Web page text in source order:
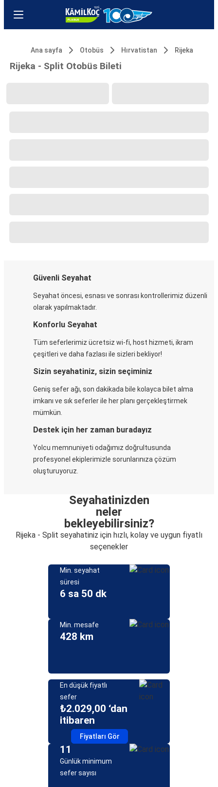
Ana sayfa Otobüs Hırvatistan Rijeka
Rijeka - Split Otobüs Bileti
Güvenli Seyahat
Seyahat öncesi, esnası ve sonrası kontrollerimiz düzenli
olarak yapılmaktadır.
Konforlu Seyahat
Tüm seferlerimiz ücretsiz wi-fi, host hizmeti, ikram
çeşitleri ve daha fazlası ile sizleri bekliyor!
Sizin seyahatiniz, sizin seçiminiz
Geniş sefer ağı, son dakikada bile kolayca bilet alma
imkanı ve sık seferler ile her planı gerçekleştirmek
mümkün.
Destek için her zaman buradayız
Yolcu memnuniyeti odağımız doğrultusunda
profesyonel ekiplerimizle sorunlarınıza çözüm
oluşturuyoruz.
Seyahatinizden
neler
bekleyebilirsiniz?
Rijeka - Split seyahatiniz için hızlı, kolay ve uygun fiyatlı
seçenekler
Min. seyahat
süresi
6 sa 50 dk
Min. mesafe
428 km
En düşük fiyatlı
sefer
₺2.029,00 ‘dan
itibaren
Fiyatları Gör
11
Günlük minimum
sefer sayısı